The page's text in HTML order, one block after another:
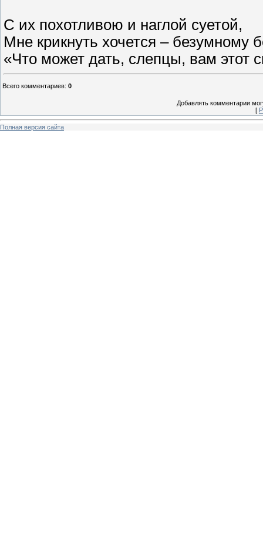
С их похотливою и наглой суетой,
Мне крикнуть хочется – безумному
«Что может дать, слепцы, вам этот
Всего комментариев: 0
Добавлять комментарии
[
Полная версия сайта